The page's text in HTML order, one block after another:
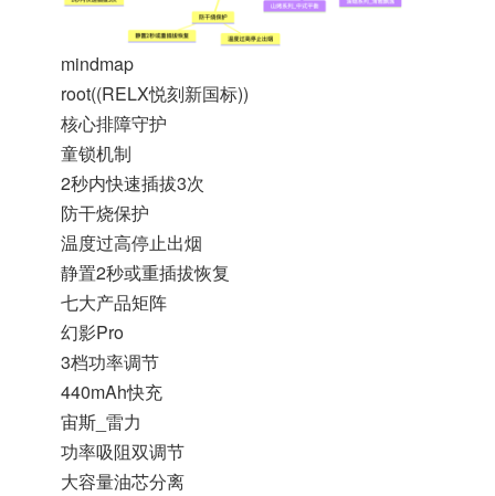
mindmap
root((RELX悦刻新国标))
核心排障守护
童锁机制
2秒内快速插拔3次
防干烧保护
温度过高停止出烟
静置2秒或重插拔恢复
七大产品矩阵
幻影Pro
3档功率调节
440mAh快充
宙斯_雷力
功率吸阻双调节
大容量油芯分离